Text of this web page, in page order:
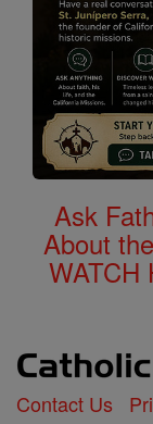
Ask
About
WATCH
Contact Us